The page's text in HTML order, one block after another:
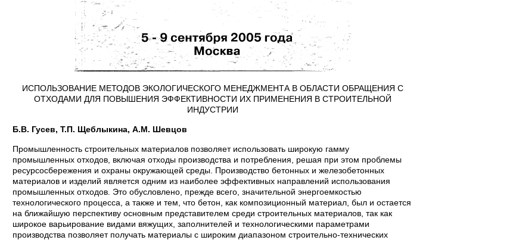
ИСПОЛЬЗОВАНИЕ МЕТОДОВ ЭКОЛОГИЧЕСКОГО МЕНЕДЖМЕНТА В ОБЛАСТИ ОБРАЩЕНИЯ С
ОТХОДАМИ ДЛЯ ПОВЫШЕНИЯ ЭФФЕКТИВНОСТИ ИХ ПРИМЕНЕНИЯ В СТРОИТЕЛЬНОЙ
ИНДУСТРИИ
Б.В. Гусев, Т.П. Щеблыкина, А.М. Шевцов
Промышленность строительных материалов позволяет использовать широкую гамму
промышленных отходов, включая отходы производства и потребления, решая при этом проблемы
ресурсосбережения и охраны окружающей среды. Производство бетонных и железобетонных
материалов и изделий является одним из наиболее эффективных направлений использования
промышленных отходов. Это обусловлено, прежде всего, значительной энергоемкостью
технологического процесса, а также и тем, что бетон, как композиционный материал, был и остается
на ближайшую перспективу основным представителем среди строительных материалов, так как
широкое варьирование видами вяжущих, заполнителей и технологическими параметрами
производства позволяет получать материалы с широким диапазоном строительно-технических